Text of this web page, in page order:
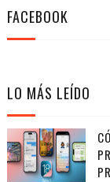
FACEBOOK
LO MÁS LEÍDO